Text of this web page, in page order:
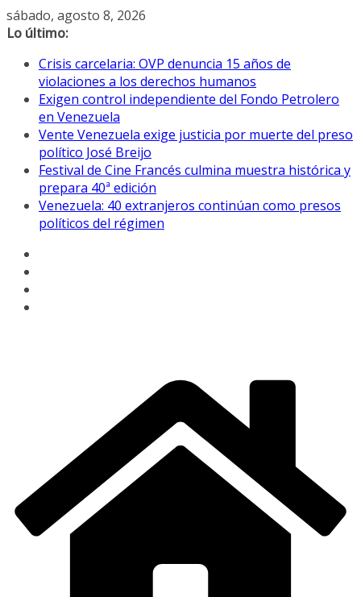
Saltar
al
sábado, agosto 8, 2026
Lo último:
Crisis carcelaria: OVP denuncia 15 años de
violaciones a los derechos humanos
Exigen control independiente del Fondo Petrolero
en Venezuela
Vente Venezuela exige justicia por muerte del preso
político José Breijo
Festival de Cine Francés culmina muestra histórica y
prepara 40ª edición
Venezuela: 40 extranjeros continúan como presos
políticos del régimen